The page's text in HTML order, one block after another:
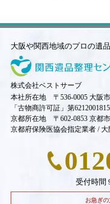
大阪や関西地域のプロの遺
株式会社ベストサーブ
本社所在地 〒536-0005 大阪
「古物商許可証」第
京都所在地 〒602-0853 京都
京都府保険医協会指定業者 /
受付時間
お急ぎの